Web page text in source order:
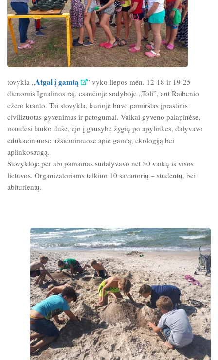
tovykla „Atgal į gamtą
” vyko liepos mėn. 12-18 ir 19-25
dienomis Ignalinos raj. esančioje sodyboje „Toli”, ant Raibenio
ežero kranto. Tai stovykla, kurioje buvo pamirštas įprastinis
civilizuotas gyvenimas ir patogumai. Vaikai gyveno palapinėse,
maudėsi lauko duše, ėjo į gausybę žygių po apylinkes, dalyvavo
edukaciniuose užsiėmimuose apie gamtą, ekologiją bei
aplinkosaugą.
Stovykloje per abi pamainas sudalyvavo net 50 vaikų iš visos
lietuvos. Organizatoriams talkino 10 savanorių – studentų, bei
abiturientų.